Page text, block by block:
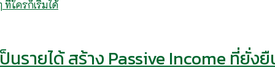
รายได้ สร้าง Passive Income ที่ยั่งยื